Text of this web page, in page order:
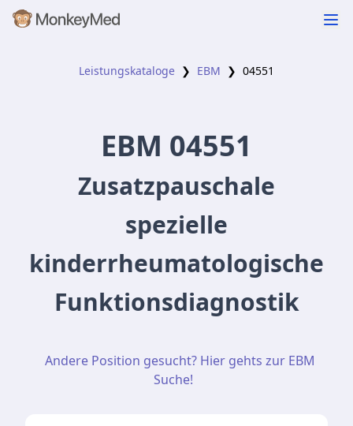
Leistungskataloge ❯ EBM ❯ 04551
EBM 04551
Zusatzpauschale
spezielle
kinderrheumatologische
Funktionsdiagnostik
Andere Position gesucht? Hier gehts zur EBM
Suche!